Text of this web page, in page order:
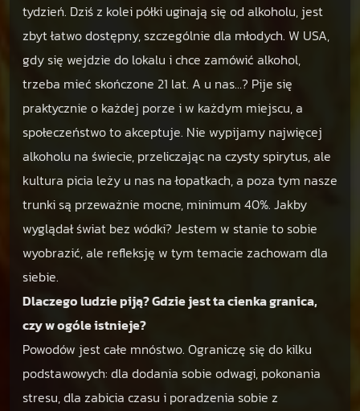
tydzień. Dziś z kolei półki uginają się od alkoholu, jest
zbyt łatwo dostępny, szczególnie dla młodych. W USA,
gdy się wejdzie do lokalu i chce zamówić alkohol,
trzeba mieć skończone 21 lat. A u nas…? Pije się
praktycznie o każdej porze i w każdym miejscu, a
społeczeństwo to akceptuje. Nie wypijamy najwięcej
alkoholu na świecie, przeliczając na czysty spirytus, ale
kultura picia leży u nas na łopatkach, a poza tym nasze
trunki są przeważnie mocne, minimum 40%. Jakby
wyglądał świat bez wódki? Jestem w stanie to sobie
wyobrazić, ale refleksję w tym temacie zachowam dla
siebie.
Dlaczego ludzie piją? Gdzie jest ta cienka granica,
czy w ogóle istnieje?
Powodów jest całe mnóstwo. Ograniczę się do kilku
podstawowych: dla dodania sobie odwagi, pokonania
stresu, dla zabicia czasu i poradzenia sobie z